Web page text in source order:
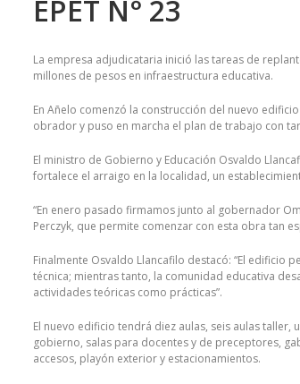
EPET N° 23
La empresa adjudicataria inició las tareas de
millones de pesos en infraestructura educativa.
En Añelo comenzó la construcción del nuevo
obrador y puso en marcha el plan de trabajo con
El ministro de Gobierno y Educación Osvaldo
fortalece el arraigo en la localidad, un
“En enero pasado firmamos junto al gobernador
Perczyk, que permite comenzar con esta obra tan
Finalmente Osvaldo Llancafilo destacó: “El edificio
técnica; mientras tanto, la comunidad educativa
actividades teóricas como prácticas”.
El nuevo edificio tendrá diez aulas, seis aulas
gobierno, salas para docentes y de preceptores,
accesos, playón exterior y estacionamientos.